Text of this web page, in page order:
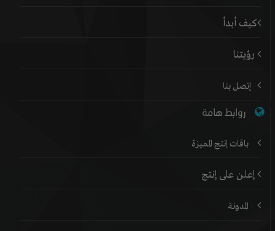
كيف أبدأ
رؤيتنا
إتصل بنا
روابط هامة
باقات إنتج المميزة
إعلن على إنتج
المدونة